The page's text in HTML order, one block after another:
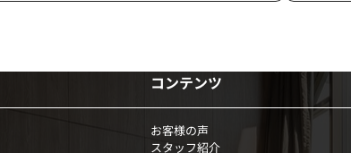
コンテンツ
お客様の声
スタッフ紹介